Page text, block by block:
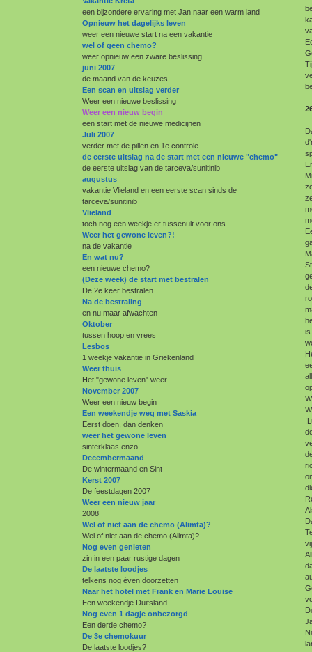
een bijzondere ervaring met Jan naar een warm land
Opnieuw het dagelijks leven
weer een nieuwe start na een vakantie
wel of geen chemo?
weer opnieuw een zware beslissing
juni 2007
de maand van de keuzes
Een scan en uitslag verder
Weer een nieuwe beslissing
Weer een nieuw begin
een start met de nieuwe medicijnen
Juli 2007
verder met de pillen en 1e controle
de eerste uitslag na de start met een nieuwe "chemo"
de eerste uitslag van de tarceva/sunitinib
augustus
vakantie Vlieland en een eerste scan sinds de
tarceva/sunitinib
Vlieland
toch nog een weekje er tussenuit voor ons
Weer het gewone leven?!
na de vakantie
En wat nu?
een nieuwe chemo?
(Deze week) de start met bestralen
De 2e keer bestralen
Na de bestraling
en nu maar afwachten
Oktober
tussen hoop en vrees
Lesbos
1 weekje vakantie in Griekenland
Weer thuis
Het "gewone leven" weer
November 2007
Weer een nieuw begin
Een weekendje weg met Saskia
Eerst doen, dan denken
weer het gewone leven
sinterklaas enzo
Decembermaand
De wintermaand en Sint
Kerst 2007
De feestdagen 2007
Weer een nieuw jaar
2008
Wel of niet aan de chemo (Alimta)?
Wel of niet aan de chemo (Alimta)?
Nog even genieten
zin in een paar rustige dagen
De laatste loodjes
telkens nog éven doorzetten
Naar het hotel met Frank en Marie Louise
Een weekendje Duitsland
Nog even 1 dagje onbezorgd
Een derde chemo?
De 3e chemokuur
De laatste loodjes?